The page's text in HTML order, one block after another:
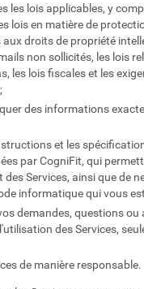
les lois applicables, y
lois en matière de
aux droits de propriété
non sollicités, les lois
les lois fiscales et les
des informations
et les
par CogniFit, qui
Services, ainsi que de
informatique qui vous
demandes, questions ou
des Services,
de manière responsable.